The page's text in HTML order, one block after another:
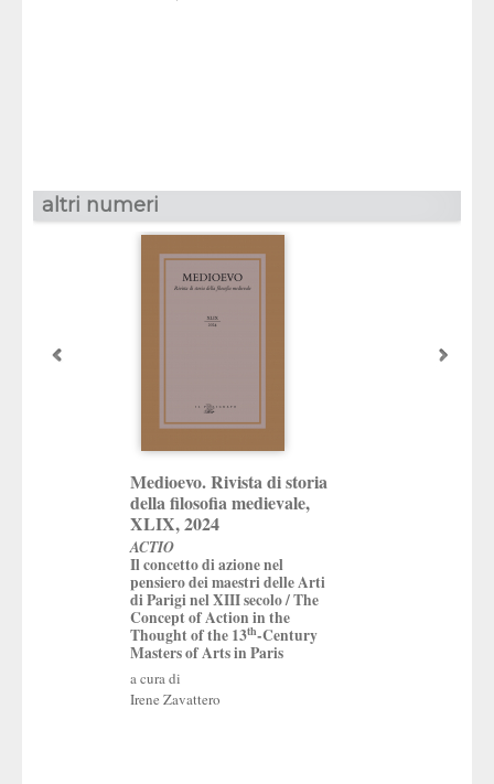
altri numeri
Medioevo. Rivista di storia
della filosofia medievale,
XLIX, 2024
ACTIO
Il concetto di azione nel
pensiero dei maestri delle Arti
di Parigi nel XIII secolo / The
Concept of Action in the
Thought of the 13th-Century
Masters of Arts in Paris
a cura di
Irene Zavattero